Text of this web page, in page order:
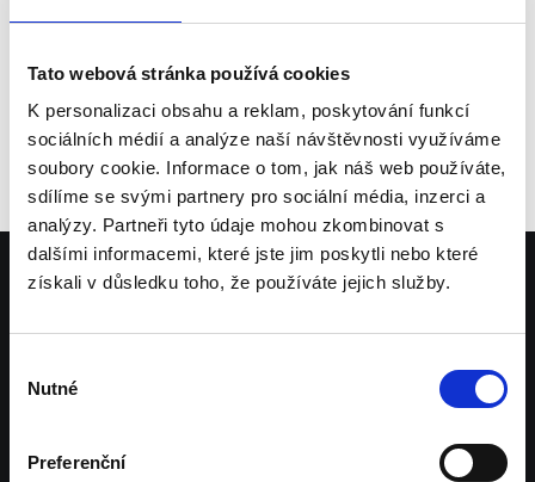
Tato webová stránka používá cookies
K personalizaci obsahu a reklam, poskytování funkcí
sociálních médií a analýze naší návštěvnosti využíváme
soubory cookie. Informace o tom, jak náš web používáte,
sdílíme se svými partnery pro sociální média, inzerci a
analýzy. Partneři tyto údaje mohou zkombinovat s
dalšími informacemi, které jste jim poskytli nebo které
získali v důsledku toho, že používáte jejich služby.
souhlasu
Nutné
Preferenční
připravíme vybavení a dekorace přesně
na míru vaší akci.
Galerie